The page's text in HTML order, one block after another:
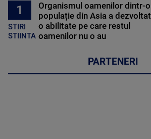
1
STIRI
STIINTA
Organismul oamenilor dintr-o
populație din Asia a dezvoltat
o abilitate pe care restul
oamenilor nu o au
PARTENERI